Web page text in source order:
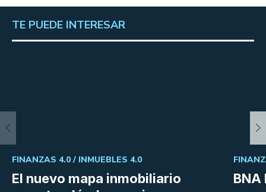
TE PUEDE INTERESAR
El nuevo mapa inmobiliario
FINANZAS 4.0 / INMUEBLES 4.0
BNA